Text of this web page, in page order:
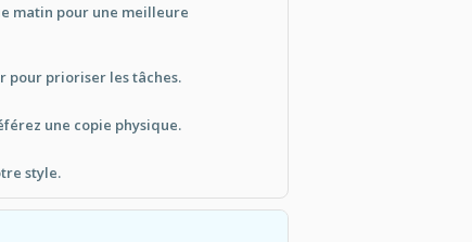
matin pour une meilleure
pour prioriser les tâches.
une copie physique.
style.